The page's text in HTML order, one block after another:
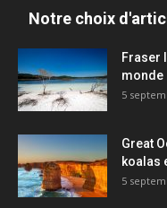
Notre choix
Fraser
monde
5
Great
koalas
5